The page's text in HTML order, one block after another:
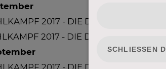
2017 - DIE DUELLE: STROLZ -
2017 - DIE DUELLE: LUNACEK
2017 - DIE DUELLE: LUNACEK